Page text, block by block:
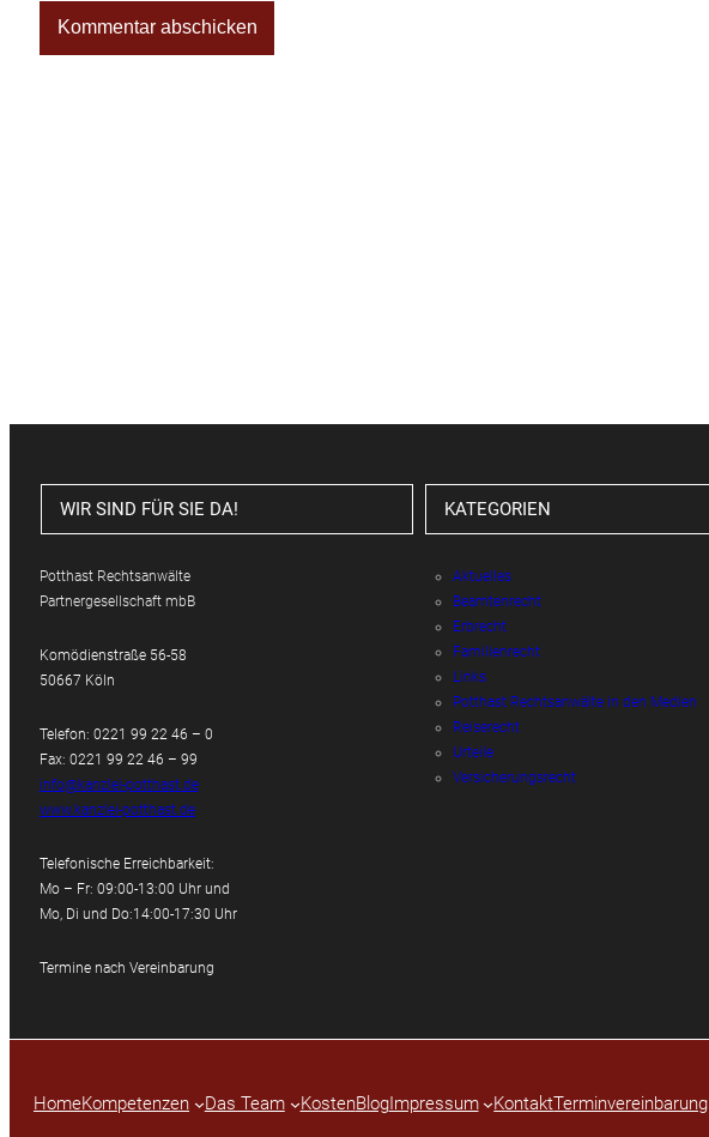
WIR SIND FÜR SIE DA!
Potthast Rechtsanwälte
Partnergesellschaft mbB
Komödienstraße 56-58
50667 Köln
Telefon: 0221 99 22 46 – 0
Fax: 0221 99 22 46 – 99
info@kanzlei-potthast.de
www.kanzlei-potthast.de
Telefonische Erreichbarkeit:
Mo – Fr: 09:00-13:00 Uhr und
Mo, Di und Do:14:00-17:30 Uhr
Termine nach Vereinbarung
KATEGORIEN
Aktuelles
Beamtenrecht
Erbrecht
Familienrecht
Links
Potthast Rechtsanwälte in den Medien
Reiserecht
Urteile
Versicherungsrecht
HomeKompetenzen Das Team KostenBlogImpressum KontaktTerminvereinbarung